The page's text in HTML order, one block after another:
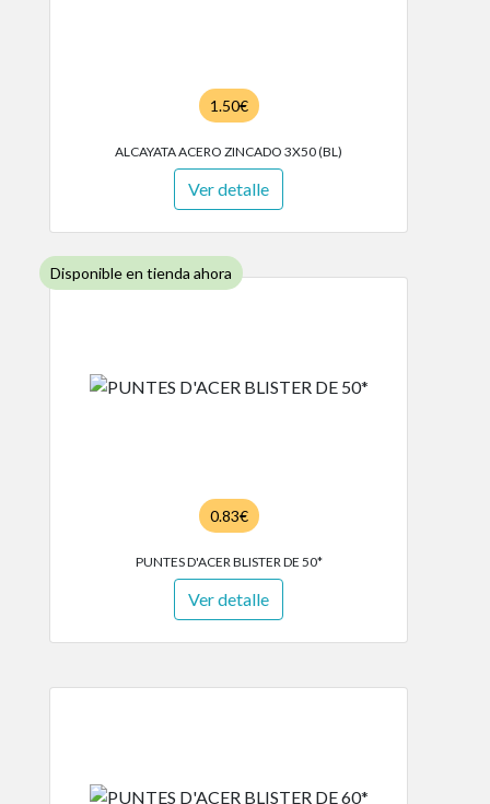
1.50€
ALCAYATA ACERO ZINCADO 3X50 (BL)
Ver detalle
Disponible en tienda ahora
0.83€
PUNTES D'ACER BLISTER DE 50*
Ver detalle